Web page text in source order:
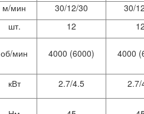
м/мин 30/12/30
30/
шт. 12
об/мин 4000 (6000) 4000
кВт 2.7/4.5
2.7/